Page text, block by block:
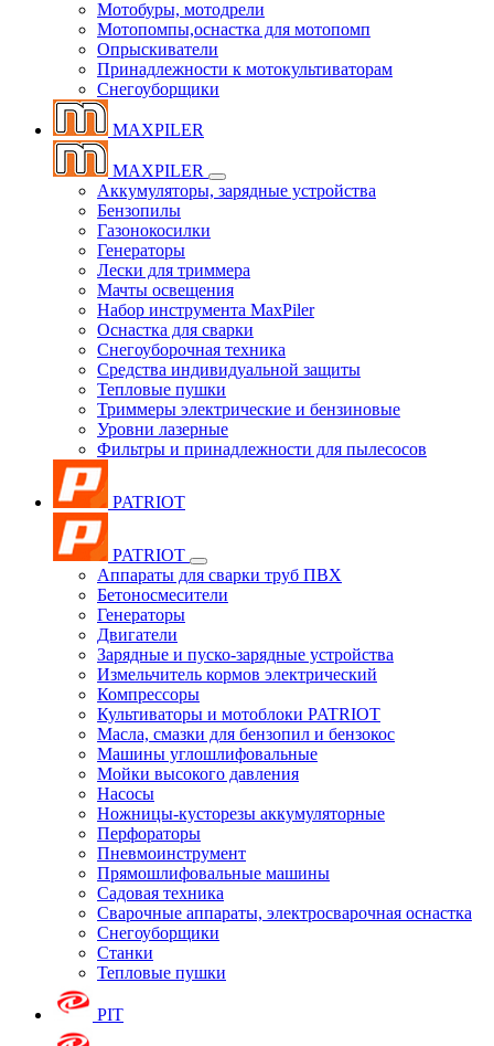
Мотобуры, мотодрели
Мотопомпы,оснастка для мотопомп
Опрыскиватели
Принадлежности к мотокультиваторам
Снегоуборщики
MAXPILER
MAXPILER
Аккумуляторы, зарядные устройства
Бензопилы
Газонокосилки
Генераторы
Лески для триммера
Мачты освещения
Набор инструмента MaxPiler
Оснастка для сварки
Снегоуборочная техника
Средства индивидуальной защиты
Тепловые пушки
Триммеры электрические и бензиновые
Уровни лазерные
Фильтры и принадлежности для пылесосов
PATRIOT
PATRIOT
Аппараты для сварки труб ПВХ
Бетоносмесители
Генераторы
Двигатели
Зарядные и пуско-зарядные устройства
Измельчитель кормов электрический
Компрессоры
Культиваторы и мотоблоки PATRIOT
Масла, смазки для бензопил и бензокос
Машины углошлифовальные
Мойки высокого давления
Насосы
Ножницы-кусторезы аккумуляторные
Перфораторы
Пневмоинструмент
Прямошлифовальные машины
Садовая техника
Сварочные аппараты, электросварочная оснастка
Снегоуборщики
Станки
Тепловые пушки
PIT